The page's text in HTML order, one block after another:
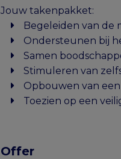
Jouw takenpakket:
Begeleiden van de
Ondersteunen bij
Samen
Stimuleren van
Opbouwen van
Toezien op een
Offer